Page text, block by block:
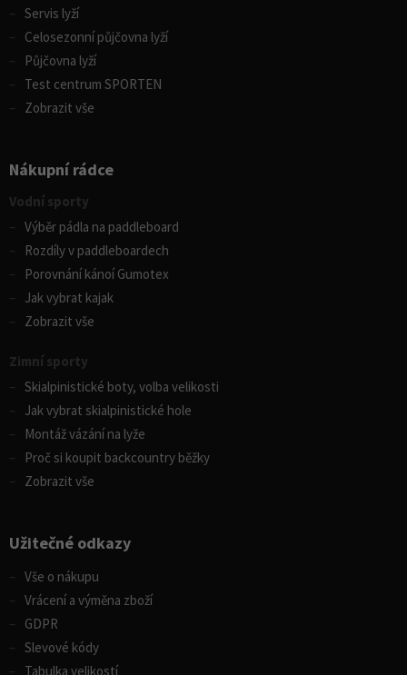
Servis lyží
Celosezonní půjčovna lyží
Půjčovna lyží
Test centrum SPORTEN
Zobrazit vše
Nákupní rádce
Vodní sporty
Výběr pádla na paddleboard
Rozdíly v paddleboardech
Porovnání kánoí Gumotex
Jak vybrat kajak
Zobrazit vše
Zimní sporty
Skialpinistické boty, volba velikosti
Jak vybrat skialpinistické hole
Montáž vázání na lyže
Proč si koupit backcountry běžky
Zobrazit vše
Užitečné odkazy
Vše o nákupu
Vrácení a výměna zboží
GDPR
Slevové kódy
Tabulka velikostí